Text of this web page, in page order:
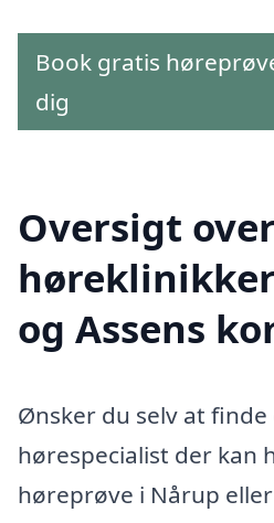
Book gratis
dig
Oversigt over
og Assens
Ønsker du selv at
hørespecialist der kan
høreprøve i Nårup